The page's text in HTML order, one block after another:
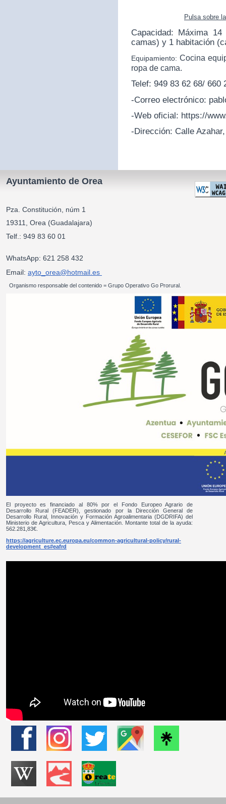
Pulsa sobre
Capacidad: Máxima
camas) y 1 habitación
Equipamiento: Cocina
ropa de cama.
Telef: 949 83 62 68/ 660
-Correo electrónico:
-Web oficial: https://
-Dirección: Calle
Ayuntamiento de Orea
Pza. Constitución, núm 1
19311, Orea (Guadalajara)
Telf.: 949 83 60 01
WhatsApp: 621 258 432
Email: ayto_orea@hotmail.es
Organismo responsable del contenido = Grupo Operativo Go Prorural.
El proyecto es financiado al 80% por el Fondo Europeo Agrario de
Desarrollo Rural (FEADER), gestionado por la Dirección General de
Desarrollo Rural, Innovación y Formación Agroalimentaria (DGDRIFA) del
Ministerio de Agricultura, Pesca y Alimentación. Montante total de la ayuda:
562.281,83€.
https://agriculture.ec.europa.eu/common-agricultural-policy/rural-
development_es#eafrd